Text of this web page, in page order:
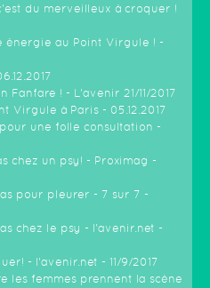
du merveilleux à croquer !
énergie au Point Virgule ! -
! - L'avenir 21/11/2017
Virgule à Paris - 05.12.2017
une folle consultation -
chez un psy! - Proximag -
pour pleurer - 7 sur 7 -
chez le psy - l'avenir.net -
- l'avenir.net - 11/9/2017
les femmes prennent la scène